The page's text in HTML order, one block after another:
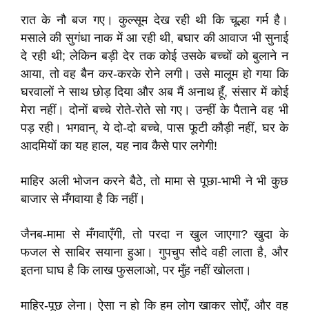
रात के नौ बज गए। कुल्सूम देख रही थी कि चूल्हा गर्म है।
मसाले की सुगंधा नाक में आ रही थी, बघार की आवाज भी सुनाई
दे रही थी; लेकिन बड़ी देर तक कोई उसके बच्चों को बुलाने न
आया, तो वह बैन कर-करके रोने लगी। उसे मालूम हो गया कि
घरवालों ने साथ छोड़ दिया और अब मैं अनाथ हूँ, संसार में कोई
मेरा नहीं। दोनों बच्चे रोते-रोते सो गए। उन्हीं के पैताने वह भी
पड़ रही। भगवान्, ये दो-दो बच्चे, पास फूटी कौड़ी नहीं, घर के
आदमियों का यह हाल, यह नाव कैसे पार लगेगी!
माहिर अली भोजन करने बैठे, तो मामा से पूछा-भाभी ने भी कुछ
बाजार से मँगवाया है कि नहीं।
जैनब-मामा से मँगवाएँगी, तो परदा न खुल जाएगा? खुदा के
फजल से साबिर सयाना हुआ। गुपचुप सौदे वही लाता है, और
इतना घाघ है कि लाख फुसलाओ, पर मुँह नहीं खोलता।
माहिर-पूछ लेना। ऐसा न हो कि हम लोग खाकर सोएँ, और वह